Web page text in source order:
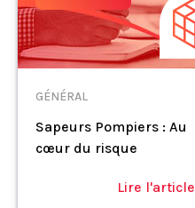
GÉNÉRAL
Sapeurs Pompiers : Au
cœur du risque
Lire l'article